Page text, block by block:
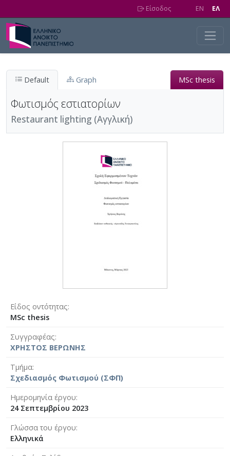
Είσοδος EN EΛ
Default Graph MSc thesis
Φωτισμός εστιατορίων
Restaurant lighting (Αγγλική)
Είδος οντότητας
MSc thesis
Συγγραφέας
ΧΡΗΣΤΟΣ ΒΕΡΩΝΗΣ
Τμήμα
Σχεδιασμός Φωτισμού (ΣΦΠ)
Ημερομηνία έργου
24 Σεπτεμβρίου 2023
Γλώσσα του έργου
Ελληνικά